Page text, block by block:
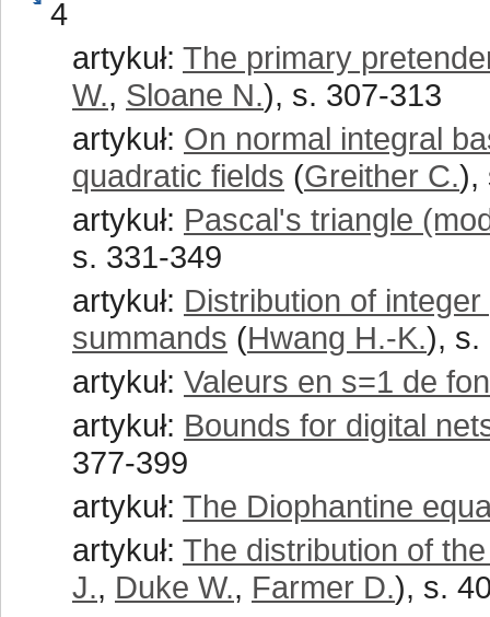
4
artykuł: The primary
W., Sloane N.), s. 307-313
artykuł: On normal integral
quadratic fields (Greither C.),
artykuł: Pascal's triangle
s. 331-349
artykuł: Distribution of
summands (Hwang H.-K.), s.
artykuł: Valeurs en s=1 de
artykuł: Bounds for digital
377-399
artykuł: The Diophantine
artykuł: The distribution of
J., Duke W., Farmer D.), s.